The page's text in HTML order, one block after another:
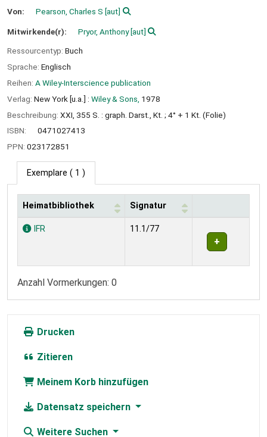
Von: Pearson, Charles S [aut]
Mitwirkende(r): Pryor, Anthony[aut]
Ressourcentyp: Buch
Sprache: Englisch
Reihen: A Wiley-Interscience publication
Verlag: New York [u.a.] : Wiley & Sons, 1978
Beschreibung: XXI, 355 S. : graph. Darst., Kt. ; 4° + 1 Kt. (Folie)
ISBN:
0471027413
PPN: 023172851
Exemplare ( 1 )
Exemplare
Heimatbibliothek Signatur
IFR 11.1/77
Anzahl Vormerkungen: 0
Drucken
Zitieren
Meinem Korb hinzufügen
Datensatz speichern
Weitere Suchen